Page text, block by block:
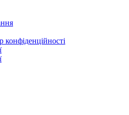
конфіденційності